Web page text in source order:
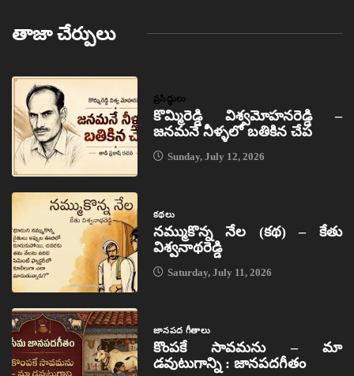
తాజా చేర్పులు
ప్రసిద్ధులు
కొమ్మిరెడ్డి విశ్వమోహనరెడ్డి –
జనమనే నీళ్ళలో బతికిన చేప
Sunday, July 12, 2026
కథలు
నమ్ముకొన్న నేల (కథ) – కేతు
విశ్వనాథరెడ్డి
Saturday, July 11, 2026
జానపద గీతాలు
కొంపకే సావమను – మా
డవుటుగాన్ని : జానపదగీతం